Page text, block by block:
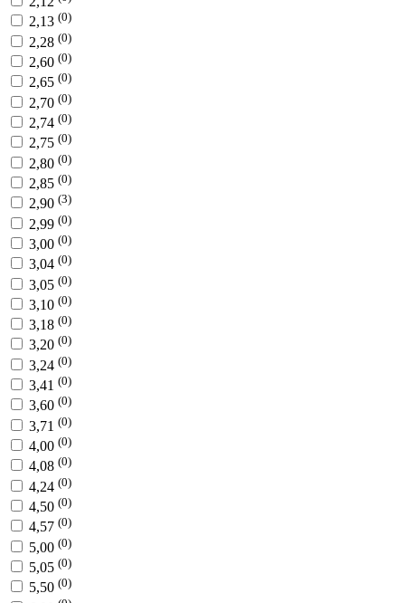
2,13 (0)
2,28 (0)
2,60 (0)
2,65 (0)
2,70 (0)
2,74 (0)
2,75 (0)
2,80 (0)
2,85 (0)
2,90 (3)
2,99 (0)
3,00 (0)
3,04 (0)
3,05 (0)
3,10 (0)
3,18 (0)
3,20 (0)
3,24 (0)
3,41 (0)
3,60 (0)
3,71 (0)
4,00 (0)
4,08 (0)
4,24 (0)
4,50 (0)
4,57 (0)
5,00 (0)
5,05 (0)
5,50 (0)